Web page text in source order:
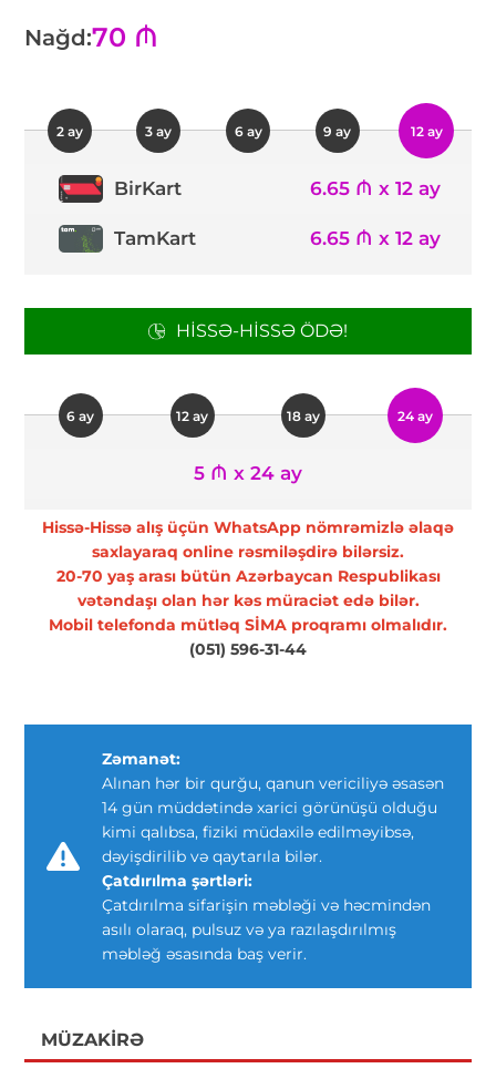
Nağd:70 ₼
2 ay 3 ay 6 ay 9 ay 12 ay
BirKart 6.65 ₼ x 12 ay
TamKart 6.65 ₼ x 12 ay
HISSƏ-HISSƏ ÖDƏ!
6 ay 12 ay 18 ay 24 ay
5 ₼ x 24 ay
Hissə-Hissə alış üçün WhatsApp nömrəmizlə əlaqə
saxlayaraq online rəsmiləşdirə bilərsiz.
20-70 yaş arası bütün Azərbaycan Respublikası
vətəndaşı olan hər kəs müraciət edə bilər.
Mobil telefonda mütləq SİMA proqramı olmalıdır.
(051) 596-31-44
Zəmanət:
Alınan hər bir qurğu, qanun vericiliyə əsasən
14 gün müddətində xarici görünüşü olduğu
kimi qalıbsa, fiziki müdaxilə edilməyibsə,
dəyişdirilib və qaytarıla bilər.
Çatdırılma şərtləri:
Çatdırılma sifarişin məbləği və həcmindən
asılı olaraq, pulsuz və ya razılaşdırılmış
məbləğ əsasında baş verir.
MÜZAKIRƏ